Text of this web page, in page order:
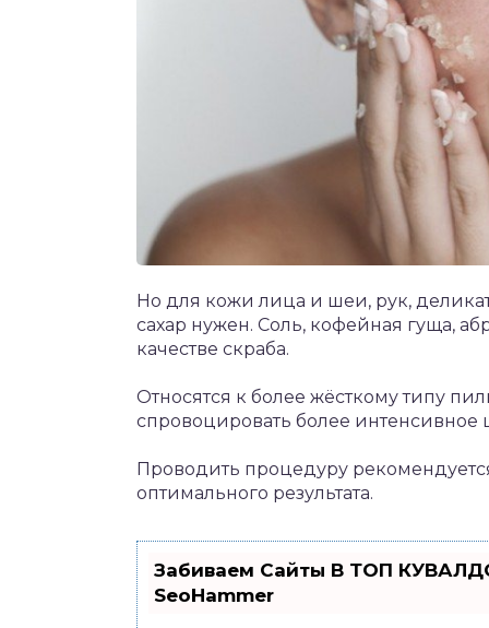
Но для кожи лица и шеи, рук,
сахар нужен. Соль, кофейная гуща,
качестве скраба.
Относятся к более жёсткому типу
спровоцировать более интенсивное
Проводить процедуру
оптимального результата.
Забиваем Сайты В ТОП
SeoHammer